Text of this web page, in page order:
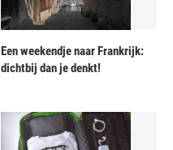
Een weekendje naar Frankrijk:
dichtbij dan je denkt!